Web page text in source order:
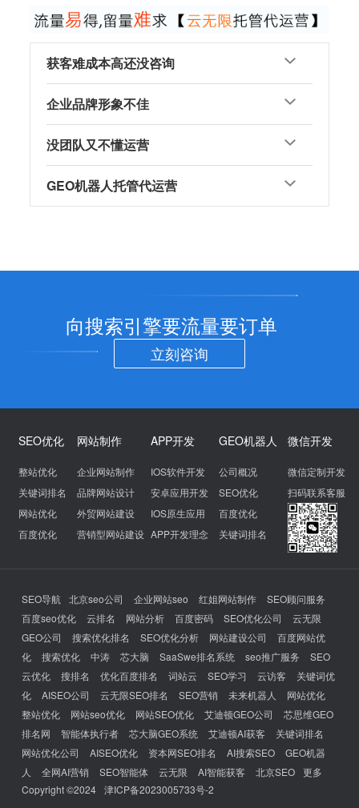
获客难成本高还没咨询
企业品牌形象不佳
没团队又不懂运营
GEO机器人托管代运营
向搜索引擎要流量要订单
立刻咨询
SEO优化
整站优化
关键词排名
网站优化
百度优化
网站制作
企业网站制作
品牌网站设计
外贸网站建设
营销型网站建设
APP开发
IOS软件开发
安卓应用开发
IOS原生应用
APP开发理念
GEO机器人
公司概况
SEO优化
百度优化
关键词排名
微信开发
微信定制开发
扫码联系客服
SEO导航 北京seo公司 企业网站seo 红姐网站制作
SEO顾问服务
百度seo优化
云排名 网站分析 百度密码 SEO优化公司
云无限
GEO公司
搜索优化排名 SEO优化分析 网站建设公司
百度网站优
化
搜索优化 中涛 芯大脑 SaaSwe排名系统 seo推广服务
SEO
云优化
搜排名 优化百度排名 词站云 SEO学习 云访客
关键词优
化
AISEO公司 云无限SEO排名 SEO营销 未来机器人
网站优化
整站优化
网站seo优化 网站SEO优化 艾迪顿GEO公司
芯思维GEO
排名网
智能体执行者 芯大脑GEO系统 艾迪顿AI获客
关键词排名
网站优化公司
AISEO优化 资本网SEO排名 AI搜索SEO
GEO机器
人
全网AI营销 SEO智能体 云无限 AI智能获客 北京SEO 更多
Copyright ©2024 津ICP备2023005733号-2